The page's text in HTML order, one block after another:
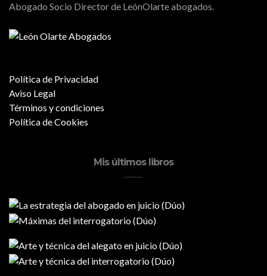
Abogado Socio Director de LeónOlarte abogados.
Política de Privacidad
Aviso Legal
Términos y condiciones
Política de Cookies
Mis últimos libros